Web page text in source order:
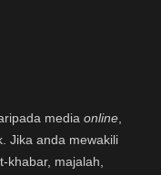
media online
Jika anda mewakili
khabar, majalah,